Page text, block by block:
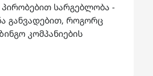
სარგებლობა -
განვადებით, როგორც
კომპანიების